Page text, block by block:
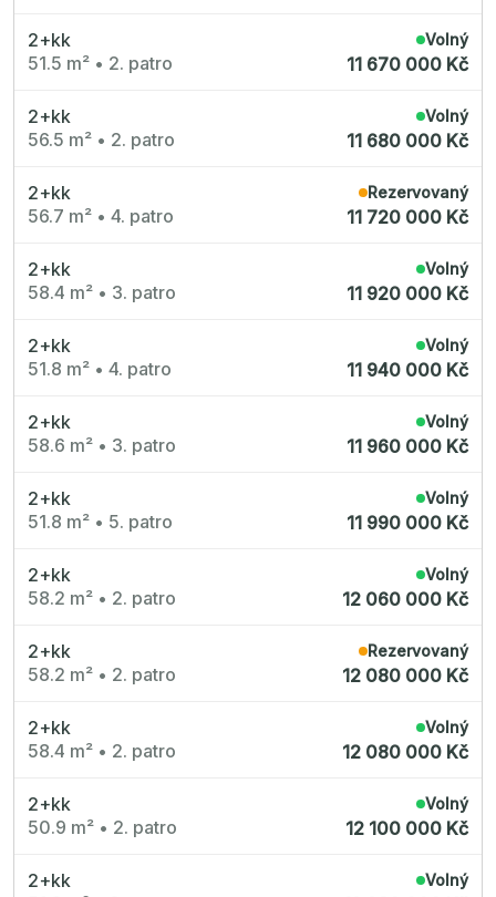
2+kk
51.5 m² • 2. patro
Volný
11 670 000 Kč
2+kk
56.5 m² • 2. patro
Volný
11 680 000 Kč
2+kk
56.7 m² • 4. patro
Rezervovaný
11 720 000 Kč
2+kk
58.4 m² • 3. patro
Volný
11 920 000 Kč
2+kk
51.8 m² • 4. patro
Volný
11 940 000 Kč
2+kk
58.6 m² • 3. patro
Volný
11 960 000 Kč
2+kk
51.8 m² • 5. patro
Volný
11 990 000 Kč
2+kk
58.2 m² • 2. patro
Volný
12 060 000 Kč
2+kk
58.2 m² • 2. patro
Rezervovaný
12 080 000 Kč
2+kk
58.4 m² • 2. patro
Volný
12 080 000 Kč
2+kk
50.9 m² • 2. patro
Volný
12 100 000 Kč
2+kk
Volný